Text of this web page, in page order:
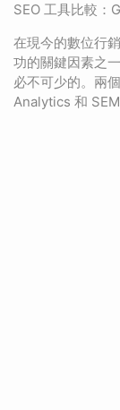
SEO 工具比較
在現今的數位行
功的關鍵因素之
必不可少的。兩
Analytics 和